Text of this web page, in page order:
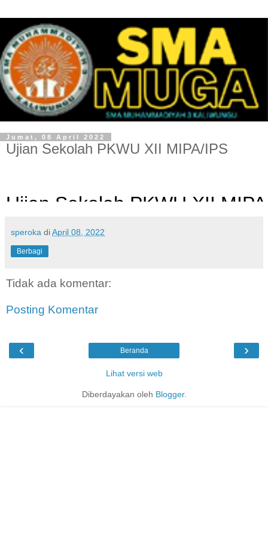
Jumat, 08 April 2022
Ujian Sekolah PKWU XII MIPA/IPS
speroka diApril 08, 2022
Berbagi
Tidak ada komentar:
Posting Komentar
‹ ›
Beranda
Lihat versi web
Diberdayakan oleh Blogger.